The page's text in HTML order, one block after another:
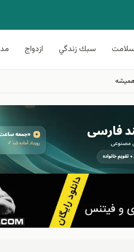
سلامت سبك زندگي ازدواج